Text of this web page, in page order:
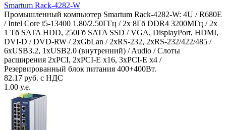
Smartum Rack-4282-W
Промышленный компьютер Smartum Rack-4282-W: 4U / R680E
/ Intel Core i5-13400 1.80/2.50ГГц / 2x 8Гб DDR4 3200МГц / 2x
1 Тб SATA HDD, 250Гб SATA SSD / VGA, DisplayPort, HDMI,
DVI-D / DVD-RW / 2xGbLan / 2xRS-232, 2xRS-232/422/485 /
6xUSB3.2, 1xUSB2.0 (внутренний) / Audio / Слоты
расширения 2xPCI, 2xPCI-E x16, 3xPCI-E x4 /
Резервированный блок питания 400+400Вт.
82.17 руб. с НДС
1.00 у.е.